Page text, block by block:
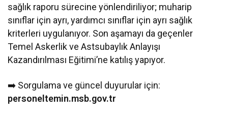
sağlık raporu sürecine yönlendiriliyor; muharip
sınıflar için ayrı, yardımcı sınıflar için ayrı sağlık
kriterleri uygulanıyor. Son aşamayı da geçenler
Temel Askerlik ve Astsubaylık Anlayışı
Kazandırılması Eğitimi’ne katılış yapıyor.
➡️ Sorgulama ve güncel duyurular için:
personeltemin.msb.gov.tr